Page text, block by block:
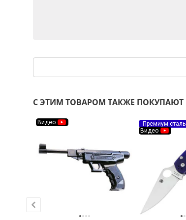
С ЭТИМ ТОВАРОМ ТАКЖЕ ПОКУПАЮТ
Видео
Премиум сталь
Видео